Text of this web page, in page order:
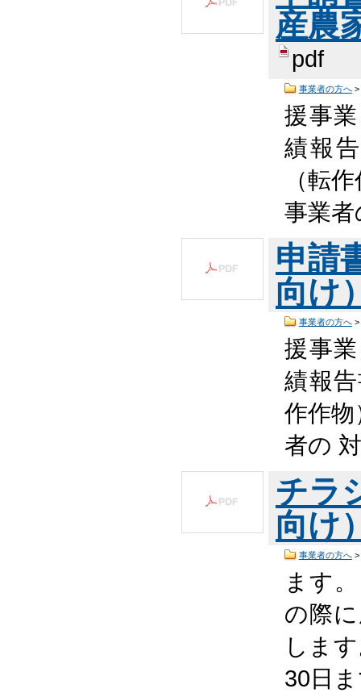
産農
pdf
事業者の方へ>
援事
績報
（転
事業
申請
向け
事業者の方へ>
援事
績報
作作
者の
チラ
向け
事業者の方へ>
ます
の際
しま
30日